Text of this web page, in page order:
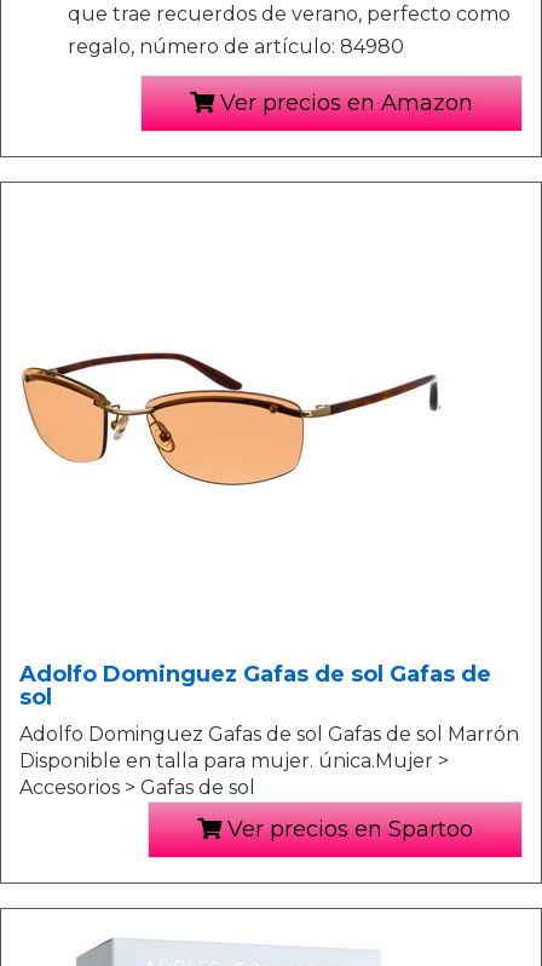
que trae recuerdos de verano, perfecto como
regalo, número de artículo: 84980
Ver precios en Amazon
Adolfo Dominguez Gafas de sol Gafas de
sol
Adolfo Dominguez Gafas de sol Gafas de sol Marrón
Disponible en talla para mujer. única.Mujer >
Accesorios > Gafas de sol
Ver precios en Spartoo